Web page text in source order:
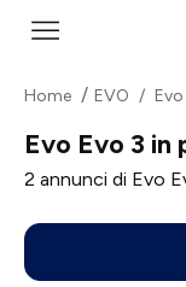
Home EVO Evo
Evo Evo 3 in
2 annunci di Evo